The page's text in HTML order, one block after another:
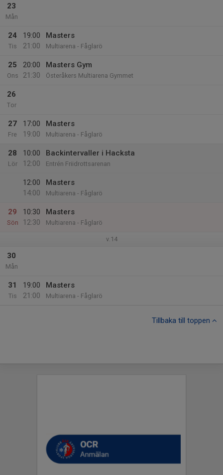
23
Mån
24
Tis
19:00
21:00
Masters
Multiarena - Fåglarö
25
Ons
20:00
21:30
Masters Gym
Österåkers Multiarena Gymmet
26
Tor
27
Fre
17:00
19:00
Masters
Multiarena - Fåglarö
28
Lör
10:00
12:00
Backintervaller i Hacksta
Entrén Friidrottsarenan
12:00
14:00
Masters
Multiarena - Fåglarö
29
Sön
10:30
12:30
Masters
Multiarena - Fåglarö
v.14
30
Mån
31
Tis
19:00
21:00
Masters
Multiarena - Fåglarö
Tillbaka till toppen